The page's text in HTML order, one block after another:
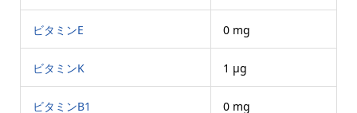
ビタミンE 0 mg
ビタミンK 1 μg
ビタミンB1 0 mg